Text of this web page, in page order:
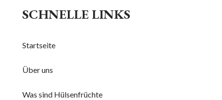
SCHNELLE LINKS
Startseite
Über uns
Was sind Hülsenfrüchte